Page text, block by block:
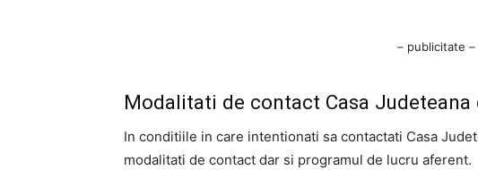
– publicitate –
Modalitati de contact Casa Judeteana
In conditiile in care intentionati sa contactati Casa
modalitati de contact dar si programul de lucru aferent.